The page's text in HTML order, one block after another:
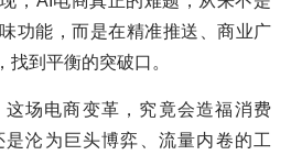
功能，而是在精准推送、商业广
到平衡的突破口。
场电商变革，究竟会造福消费
沦为巨头博弈、流量内卷的工